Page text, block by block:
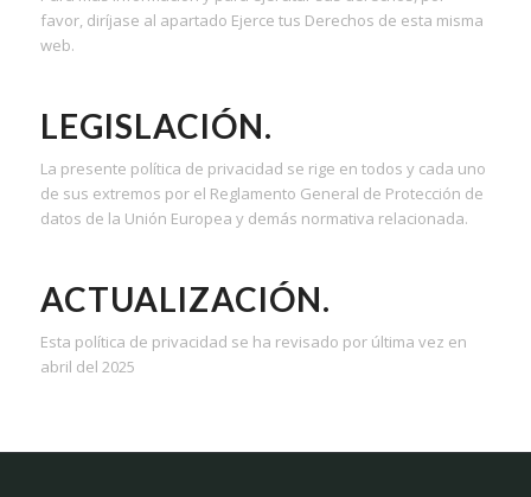
favor, diríjase al apartado Ejerce tus Derechos de esta misma
web.
LEGISLACIÓN.
La presente política de privacidad se rige en todos y cada uno
de sus extremos por el Reglamento General de Protección de
datos de la Unión Europea y demás normativa relacionada.
ACTUALIZACIÓN.
Esta política de privacidad se ha revisado por última vez en
abril del 2025